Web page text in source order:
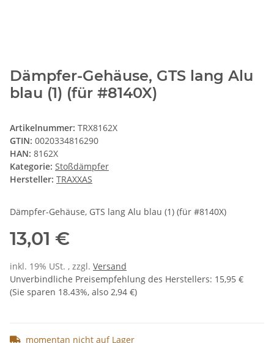
Dämpfer-Gehäuse, GTS lang Alu
blau (1) (für #8140X)
Artikelnummer: TRX8162X
GTIN: 0020334816290
HAN: 8162X
Kategorie: Stoßdämpfer
Hersteller: TRAXXAS
Dämpfer-Gehäuse, GTS lang Alu blau (1) (für #8140X)
13,01 €
inkl. 19% USt. , zzgl. Versand
Unverbindliche Preisempfehlung des Herstellers: 15,95 €
(Sie sparen 18.43%, also 2,94 €)
momentan nicht auf Lager